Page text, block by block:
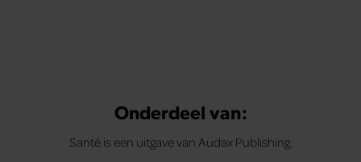
Onderdeel van:
Santé is een uitgave van Audax Publishing.